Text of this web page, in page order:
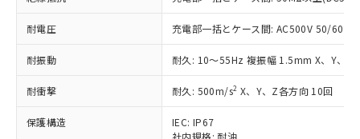
耐電圧 充電部一括とケース間: AC500V 50/
耐振動 耐久: 10～55Hz 複振幅 1.5mm X、Y、Z
耐衝撃 耐久: 500m/s2 X、Y、Z各方向 10回
保護構造
IEC: IP67
社内規格: 耐油
記載している更新日時点での社内デー
タに基づき作成されるものであり、閲
覧された時点での実際の在庫および標
準価格とは異なる場合があることをご
了承ください。
正式な納期状況および標準価格はお客
様のお取引先、またはお客様担当のオ
ムロン制御機器販売店・当社販売員に
*EU RoHS指令（10物質）：
鉛(Pb) 1000ppm以下、 水銀(Hg) 1000ppm以下、 カド
ミウム(Cd) 100ppm以下、
六価クロム(Cr(Ⅵ)) 1000ppm以下、ポリ臭化ビフェニル
類(PBB) 1000ppm以下、ポリ臭化ジフェニルエーテル類
(PBDE) 1000ppm以下、フタル酸ビス(2-エチルヘキシ
ル) (DEHP)(別名：DOP) 1000ppm以下、フタル酸ブチ
(DIBP) 1000ppm以下
*中国RoHS10物質の基準値 (GB/T26572)：
Pb(鉛) :1000ppm、 Hg(水銀) : 1000ppm、 Cd(カドミウ
Cr(Ⅵ)(六価クロム) : 1000ppm、 PBBs(ポリ臭化ビフェ
ニル類) : 1000ppm、 PBDEs(ポリ臭化ジフェニルエーテ
DBP(フタル酸ジブチル) : 1000ppm、 DIBP(フタル酸ジ
ル) : 1000ppm、
（以下｢規制貨物等」という）を輸出
または国外への提供する場合は、日本
国政府の輸出許可(または役務取引許
可)を取得するなどの必要な手続きを
当社は規制貨物を破棄する場合は、完
全に破砕するなど、違法に輸出されな
いよう必要な手段を講じます。
一定数以上の在庫あり
一定数には満たないが在庫あり